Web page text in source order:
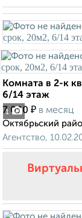
1
Комната в 2-к
6/14 этаж
7 000 ₽ в месяц
Октябрьский
Агентство,